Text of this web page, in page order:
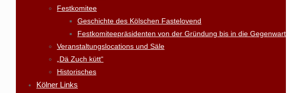
Festkomitee
Geschichte des Kölschen Fastelovend
Festkomiteepräsidenten von der Gründung bis in die Gegenwart
Veranstaltungslocations und Säle
„Dä Zuch kütt“
Historisches
Kölner Links